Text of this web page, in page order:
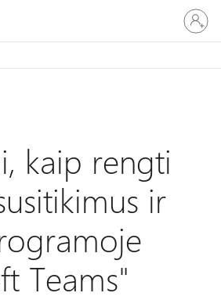
prie
paskyros
kaip rengti
ir
Teams"